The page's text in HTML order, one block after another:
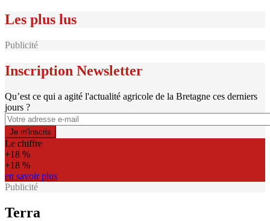
Les plus lus
Publicité
Inscription Newsletter
Qu’est ce qui a agité l'actualité agricole de la Bretagne ces derniers
jours ?
Le chiffre
+18 %
+18 %
en savoir plus
Publicité
Terra